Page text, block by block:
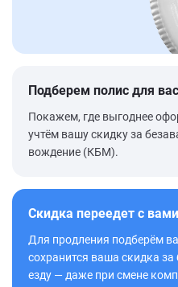
Подберем полис для вас
Покажем, где выгоднее
учтём вашу скидку за
вождение (КБМ).
Скидка переедет с вами
Для продления подберём
сохранится ваша скидка
езду — даже при смене